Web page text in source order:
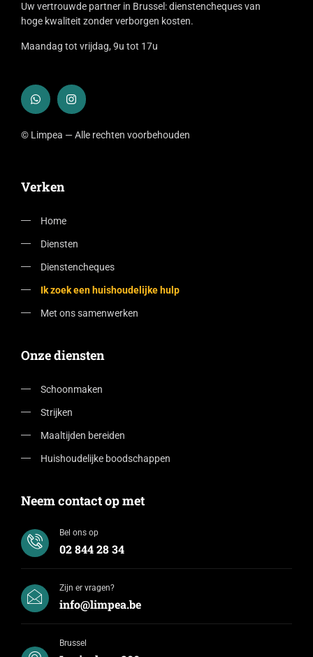
Uw vertrouwde partner in Brussel: dienstencheques van
hoge kwaliteit zonder verborgen kosten.
Maandag tot vrijdag, 9u tot 17u
© Limpea — Alle rechten voorbehouden
Verken
Home
Diensten
Dienstencheques
Ik zoek een huishoudelijke hulp
Met ons samenwerken
Onze diensten
Schoonmaken
Strijken
Maaltijden bereiden
Huishoudelijke boodschappen
Neem contact op met
Bel ons op
02 844 28 34
Zijn er vragen?
info@limpea.be
Brussel